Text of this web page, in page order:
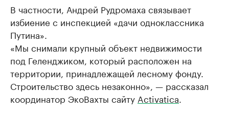
В частности, Андрей Рудромаха связывает
избиение с инспекцией «дачи одноклассника
Путина».
«Мы снимали крупный объект недвижимости
под Геленджиком, который расположен на
территории, принадлежащей лесному фонду.
Строительство здесь незаконно», — рассказал
координатор ЭкоВахты сайту Activatica